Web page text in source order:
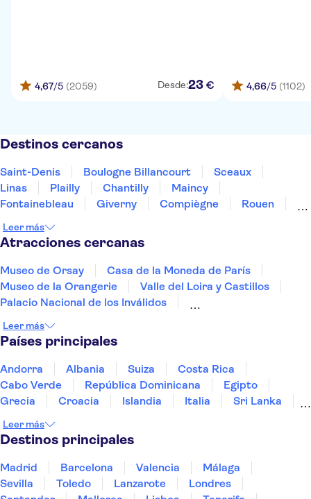
4,67/5 (2059) Desde:23 € 4,66/5 (1102)
Destinos cercanos
Saint-Denis Boulogne Billancourt
Sceaux
Linas
Plailly Chantilly
Maincy
Fontainebleau
Giverny Compiègne
Rouen
Leer más
Atracciones cercanas
Museo de Orsay
Casa de la Moneda de París
Museo de la Orangerie
Valle del Loira y Castillos
Palacio Nacional de los Inválidos
Río Sena
El Palacio de Versalles
Museo del Louvre
Monte Saint-Michel
Palacio de los Papas
Cité du Vin
Castillo de Chenonceau
Nîmes Amphitheatre
Leer más
Países principales
Andorra Albania Suiza
Costa Rica
Cabo Verde
República Dominicana
Egipto
Grecia
Croacia Islandia Italia
Sri Lanka
Portugal
Tailandia
Leer más
Destinos principales
Madrid Barcelona Valencia
Málaga
Sevilla
Toledo Lanzarote
Londres